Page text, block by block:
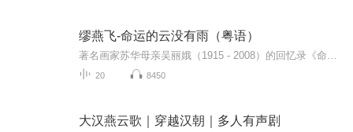
缪燕飞-命运的云没有雨（粤语）
20 8450
大汉燕云歌｜穿越汉朝｜多人有声剧